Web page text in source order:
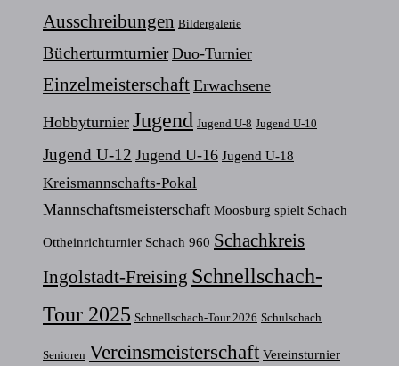
Ausschreibungen Bildergalerie
Bücherturmturnier Duo-Turnier
Einzelmeisterschaft Erwachsene
Hobbyturnier Jugend Jugend U-8 Jugend U-10
Jugend U-12 Jugend U-16 Jugend U-18
Kreismannschafts-Pokal
Mannschaftsmeisterschaft Moosburg spielt Schach
Ottheinrichturnier Schach 960 Schachkreis
Ingolstadt-Freising Schnellschach-
Tour 2025 Schnellschach-Tour 2026 Schulschach
Senioren Vereinsmeisterschaft Vereinsturnier